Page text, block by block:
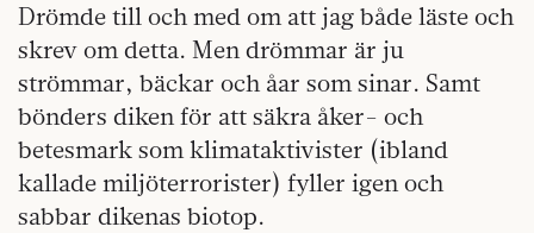
Drömde till och med om att jag både läste och
skrev om detta. Men drömmar är ju
strömmar, bäckar och åar som sinar. Samt
bönders diken för att säkra åker- och
betesmark som klimataktivister (ibland
kallade miljöterrorister) fyller igen och
sabbar dikenas biotop.